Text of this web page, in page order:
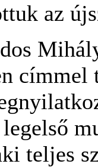
az
címmel
teljes